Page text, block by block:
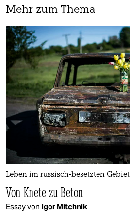
Mehr zum Thema
Leben im russisch-besetzten Gebiet
Von Knete zu Beton
Essay von Igor Mitchnik